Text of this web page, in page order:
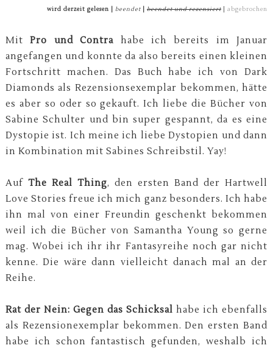
wird derzeit gelesen |beendet |beendet und rezensiert |abgebrochen
MitPro und Contra habe ich bereits im Januar
angefangen und konnte da also bereits einen kleinen
Fortschritt machen. Das Buch habe ich von Dark
Diamonds als Rezensionsexemplar bekommen, hätte
es aber so oder so gekauft. Ich liebe die Bücher von
Sabine Schulter und bin super gespannt, da es eine
Dystopie ist. Ich meine ich liebe Dystopien und dann
in Kombination mit Sabines Schreibstil. Yay!
Auf The Real Thing, den ersten Band der Hartwell
Love Stories freue ich mich ganz besonders. Ich habe
ihn mal von einer Freundin geschenkt bekommen
weil ich die Bücher von Samantha Young so gerne
mag. Wobei ich ihr ihr Fantasyreihe noch gar nicht
kenne. Die wäre dann vielleicht danach mal an der
Reihe.
Rat der Nein: Gegen das Schicksal habe ich ebenfalls
als Rezensionexemplar bekommen. Den ersten Band
habe ich schon fantastisch gefunden, weshalb ich